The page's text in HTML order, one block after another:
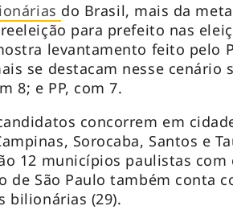
do Brasil, mais da
para prefeito nas
levantamento feito pelo
se destacam nesse cenário
8; e PP, com 7.
concorrem em
Sorocaba, Santos e
12 municípios paulistas com
de São Paulo também conta
bilionárias (29).